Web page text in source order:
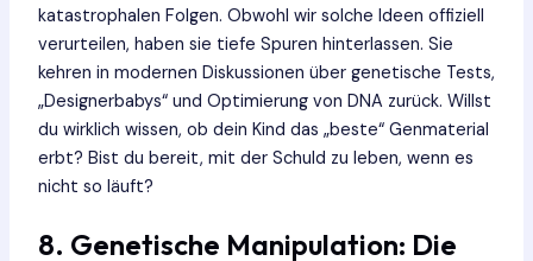
katastrophalen Folgen. Obwohl wir solche Ideen offiziell
verurteilen, haben sie tiefe Spuren hinterlassen. Sie
kehren in modernen Diskussionen über genetische Tests,
„Designerbabys“ und Optimierung von DNA zurück. Willst
du wirklich wissen, ob dein Kind das „beste“ Genmaterial
erbt? Bist du bereit, mit der Schuld zu leben, wenn es
nicht so läuft?
8. Genetische Manipulation: Die